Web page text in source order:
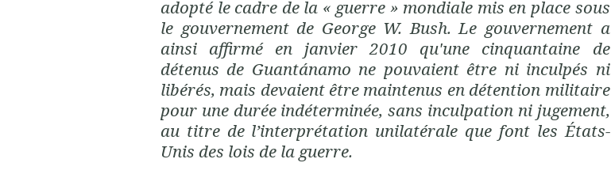
adopté le cadre de la « guerre » mondiale mis en place sous
le gouvernement de George W. Bush. Le gouvernement a
ainsi affirmé en janvier 2010 qu'une cinquantaine de
détenus de Guantánamo ne pouvaient être ni inculpés ni
libérés, mais devaient être maintenus en détention militaire
pour une durée indéterminée, sans inculpation ni jugement,
au titre de l’interprétation unilatérale que font les États-
Unis des lois de la guerre.